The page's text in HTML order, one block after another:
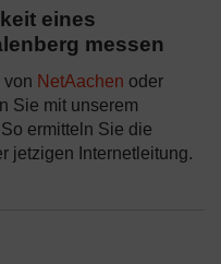
eines
messen
von NetAachen oder
Sie mit unserem
ermitteln Sie die
jetzigen Internetleitung.